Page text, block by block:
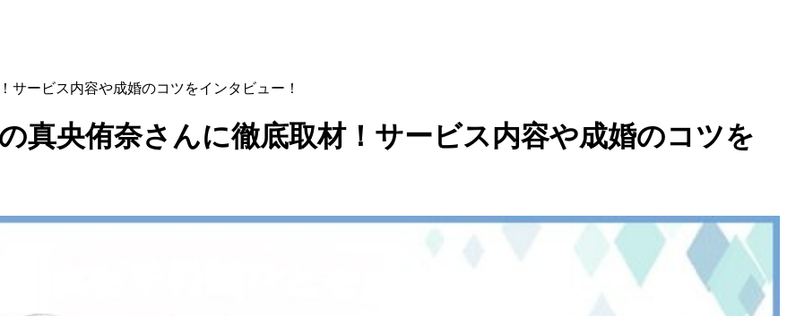
サービス内容や成婚のコツをインタビュー！
真央侑奈さんに徹底取材！サービス内容や成婚のコツを